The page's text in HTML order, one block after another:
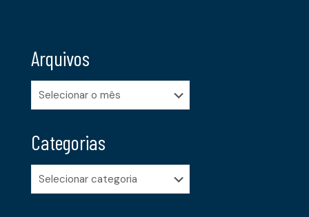
Arquivos
Arquivos
Categorias
Categorias